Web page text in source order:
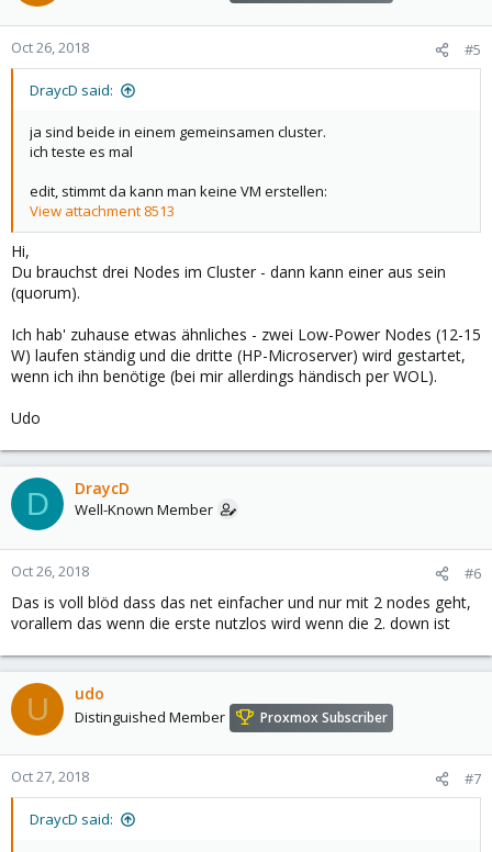
Oct 26, 2018 #5
DraycD said:
ja sind beide in einem gemeinsamen cluster.
ich teste es mal
edit, stimmt da kann man keine VM erstellen:
View attachment 8513
Hi,
Du brauchst drei Nodes im Cluster - dann kann einer aus sein
(quorum).
Ich hab' zuhause etwas ähnliches - zwei Low-Power Nodes (12-15
W) laufen ständig und die dritte (HP-Microserver) wird gestartet,
wenn ich ihn benötige (bei mir allerdings händisch per WOL).
Udo
D DraycD
Well-Known Member
Oct 26, 2018 #6
Das is voll blöd dass das net einfacher und nur mit 2 nodes geht,
vorallem das wenn die erste nutzlos wird wenn die 2. down ist
U udo
Distinguished Member Proxmox Subscriber
Oct 27, 2018 #7
DraycD said: